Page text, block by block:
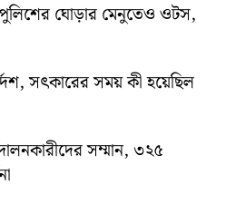
ঘোড়ার মেনুতেও ওটস,
সৎকারের সময় কী হয়েছিল
সম্মান, ৩২৫